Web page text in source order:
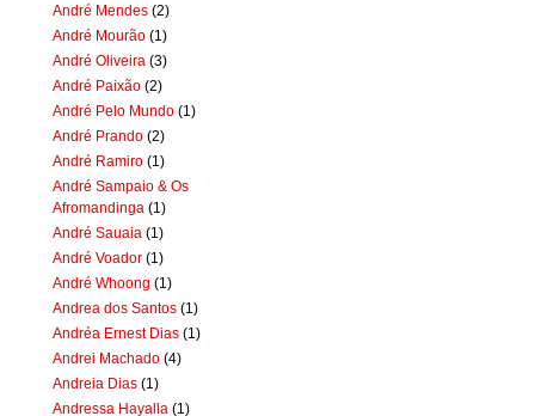
André Mendes (2)
André Mourão (1)
André Oliveira (3)
André Paixão (2)
André Pelo Mundo (1)
André Prando (2)
André Ramiro (1)
André Sampaio & Os
Afromandinga (1)
André Sauaia (1)
André Voador (1)
André Whoong (1)
Andrea dos Santos (1)
Andréa Ernest Dias (1)
Andrei Machado (4)
Andreia Dias (1)
Andressa Hayalla (1)